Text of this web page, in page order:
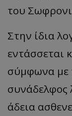
του
Στην ίδια
εντάσσεται
σύμφωνα με
συνάδελφος
άδεια